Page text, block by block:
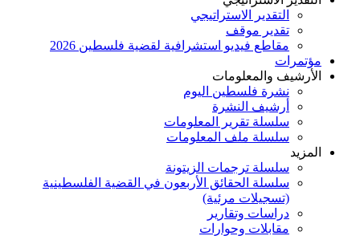
التقدير الاستراتيجي
تقدير موقف
مقاطع فيديو استشرافية لقضية فلسطين 2026
مؤتمرات
الأرشيف والمعلومات
نشرة فلسطين اليوم
أرشيف النشرة
سلسلة تقرير المعلومات
سلسلة ملف المعلومات
المزيد
سلسلة ترجمات الزيتونة
سلسلة الحقائق الأربعون في القضية الفلسطينية
(تسجيلات مرئية)
دراسات وتقارير
مقابلات وحوارات